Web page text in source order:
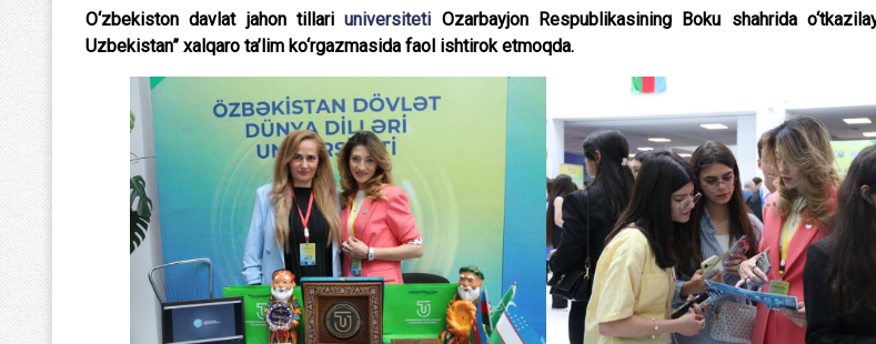
O‘zbekiston davlat jahon tillariuniversiteti Ozarbayjon Respublikasining Boku shahrida
Uzbekistan” xalqaro ta’lim ko‘rgazmasida faol ishtirok etmoqda.